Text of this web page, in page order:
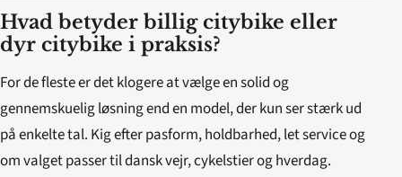
Hvad betyder billig citybike eller
dyr citybike i praksis?
For de fleste er det klogere at vælge en solid og
gennemskuelig løsning end en model, der kun ser stærk ud
på enkelte tal. Kig efter pasform, holdbarhed, let service og
om valget passer til dansk vejr, cykelstier og hverdag.